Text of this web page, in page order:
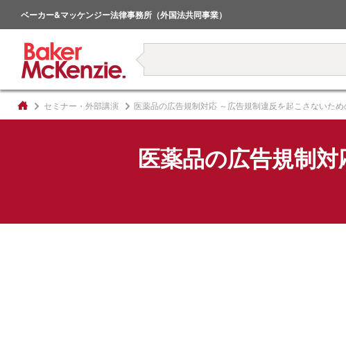
ベーカー&マッケンジー法律事務所（外国法共同事業）
著書
セミナー・外部講演 医薬品の広告規制対応 ～広告規制違反を起こさないた
医薬品の広告規制